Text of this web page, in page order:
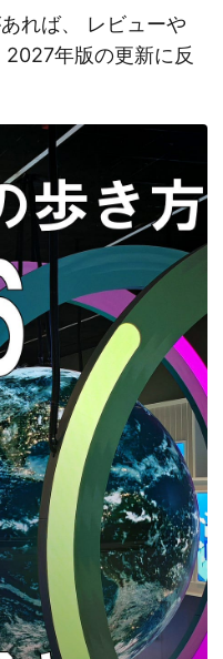
れば、 レビューや
年版の更新に反